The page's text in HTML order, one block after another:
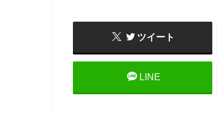
ツイート
LINE